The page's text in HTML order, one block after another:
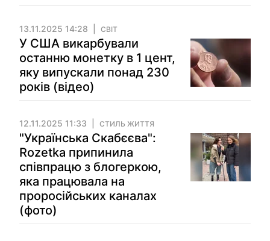
13.11.2025 14:28 СВІТ
У США викарбували
останню монетку в 1 цент,
яку випускали понад 230
років (відео)
12.11.2025 11:33 СТИЛЬ ЖИТТЯ
"Українська Скабєєва":
Rozetka припинила
співпрацю з блогеркою,
яка працювала на
проросійських каналах
(фото)